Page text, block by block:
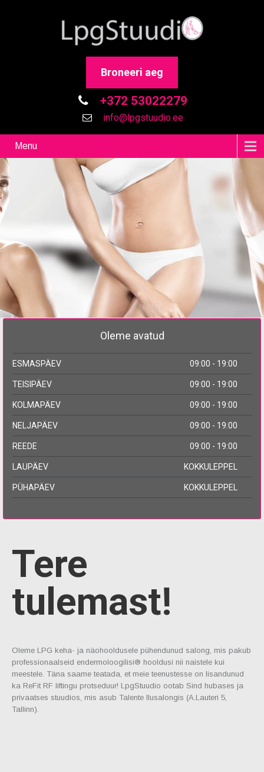
Broneeri aeg
+372 53022279
info@lpgstuudio.ee
Menu
Oleme avatud
ESMASPÄEV 09:00 - 19:00
TEISIPÄEV 09:00 - 19:00
KOLMAPÄEV 09:00 - 19:00
NELJAPÄEV 09:00 - 19:00
REEDE 09:00 - 19:00
LAUPÄEV KOKKULEPPEL
PÜHAPÄEV KOKKULEPPEL
Tere
tulemast!
Oleme LPG keha- ja näohooldusele pühendunud salong, mis pakub
professionaalseid endermoloogilisi® hooldusi nii naistele kui
meestele. Täna saame teatada, et meie teenustesse on lisandunud
ka ReFit RF liftingu protseduur! LpgStuudio ootab Sind hubases ja
privaatses stuudios, mis asub Talente Ilusalongis (A.Lauteri 5,
Tallinn).